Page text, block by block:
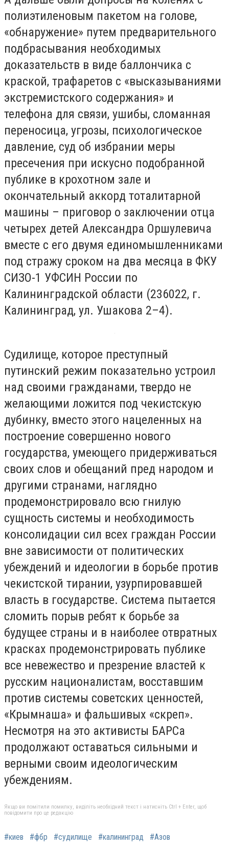
полиэтиленовым пакетом на голове,
«обнаружение» путем предварительного
подбрасывания необходимых
доказательств в виде баллончика с
краской, трафаретов с «высказываниями
экстремистского содержания» и
телефона для связи, ушибы, сломанная
переносица, угрозы, психологическое
давление, суд об избрании меры
пресечения при искусно подобранной
публике в крохотном зале и
окончательный аккорд тоталитарной
машины – приговор о заключении отца
четырех детей Александра Оршулевича
вместе с его двумя единомышленниками
под стражу сроком на два месяца в ФКУ
СИЗО-1 УФСИН России по
Калининградской области (236022, г.
Калининград, ул. Ушакова 2–4).
Судилище, которое преступный
путинский режим показательно устроил
над своими гражданами, твердо не
желающими ложится под чекистскую
дубинку, вместо этого нацеленных на
построение совершенно нового
государства, умеющего придерживаться
своих слов и обещаний пред народом и
другими странами, наглядно
продемонстрировало всю гнилую
сущность системы и необходимость
консолидации сил всех граждан России
вне зависимости от политических
убеждений и идеологии в борьбе против
чекистской тирании, узурпировавшей
власть в государстве. Система пытается
сломить порыв ребят к борьбе за
будущее страны и в наиболее отвратных
красках продемонстрировать публике
все невежество и презрение властей к
русским националистам, восставшим
против системы советских ценностей,
«Крымнаша» и фальшивых «скреп».
Несмотря на это активисты БАРСа
продолжают оставаться сильными и
верными своим идеологическим
убеждениям.
Якщо ви помітили помилку, виділіть необхідний текст і натисніть Ctrl + Enter, щоб
повідомити про це редакцію
#киев #фбр #судилище #калининград #Азов